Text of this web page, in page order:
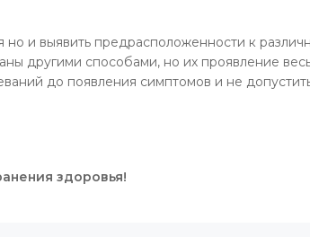
и выявить предрасположенности к
другими способами, но их проявление
до появления симптомов и не
здоровья!